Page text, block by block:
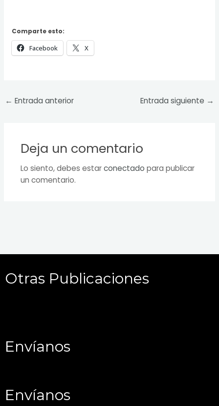
Comparte esto:
Facebook X
← Entrada anterior Entrada siguiente →
Deja un comentario
Lo siento, debes estarconectado para publicar
un comentario.
Otras Publicaciones
Envíanos
Envíanos